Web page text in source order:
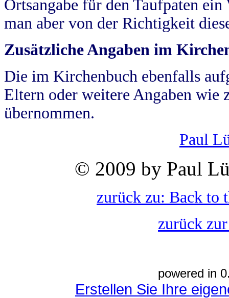
Ortsangabe für den Taufpaten
man aber von der Richtigkeit
Zusätzliche Angaben im
Die im Kirchenbuch ebenfalls
Eltern oder weitere Angaben wie
übernommen.
Paul
© 2009 by Paul
zurück zu: Back to
zurück
powered in
Erstellen Sie Ihre